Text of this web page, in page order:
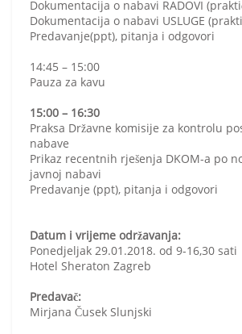
Dokumentacija o nabavi RADOVI
Dokumentacija o nabavi USLUGE
Predavanje(ppt), pitanja i odgovori
14:45 – 15:00
Pauza za kavu
15:00 – 16:30
Praksa Državne komisije za kontrolu
nabave
Prikaz recentnih rješenja DKOM-a po
javnoj nabavi
Predavanje (ppt), pitanja i odgovori
Datum i vrijeme održavanja:
Ponedjeljak 29.01.2018. od 9-16,30 sati
Hotel Sheraton Zagreb
Predavač:
Mirjana Čusek Slunjski